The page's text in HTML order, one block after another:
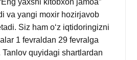
va yangi moxir hozirjavob
Siz ham o‘z iqtidoringizni
1 fevraldan 29 fevralga
quyidagi shartlardan